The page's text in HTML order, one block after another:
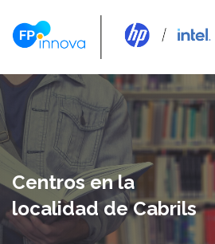
Centros en la
localidad de Cabrils